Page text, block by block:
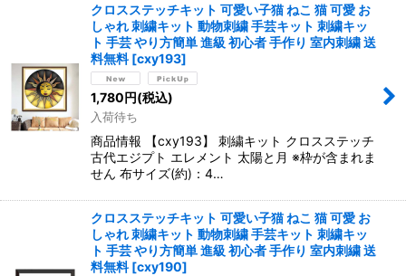
クロスステッチキット 可愛い子猫 ねこ 猫 可愛 お
しゃれ 刺繍キット 動物刺繍 手芸キット 刺繍キッ
ト 手芸 やり方簡単 進級 初心者 手作り 室内刺繍 送
料無料 [cxy193]
1,780円(税込)
入荷待ち
商品情報 【cxy193】 刺繍キット クロスステッチ
古代エジプト エレメント 太陽と月 ※枠が含まれま
せん 布サイズ(約)：4…
クロスステッチキット 可愛い子猫 ねこ 猫 可愛 お
しゃれ 刺繍キット 動物刺繍 手芸キット 刺繍キッ
ト 手芸 やり方簡単 進級 初心者 手作り 室内刺繍 送
料無料 [cxy190]